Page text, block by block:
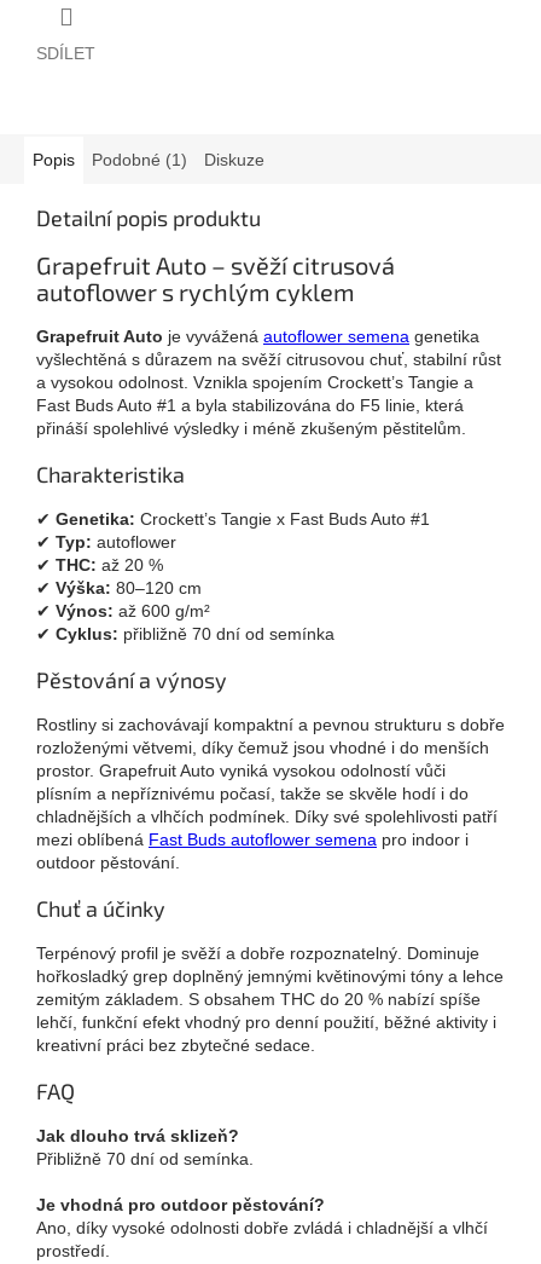
SDÍLET
Popis Podobné (1) Diskuze
Detailní popis produktu
Grapefruit Auto – svěží citrusová
autoflower s rychlým cyklem
Grapefruit Auto je vyvážená autoflower semena genetika
vyšlechtěná s důrazem na svěží citrusovou chuť, stabilní růst
a vysokou odolnost. Vznikla spojením Crockett’s Tangie a
Fast Buds Auto #1 a byla stabilizována do F5 linie, která
přináší spolehlivé výsledky i méně zkušeným pěstitelům.
Charakteristika
✔ Genetika: Crockett’s Tangie x Fast Buds Auto #1
✔ Typ: autoflower
✔ THC: až 20 %
✔ Výška: 80–120 cm
✔ Výnos: až 600 g/m²
✔ Cyklus: přibližně 70 dní od semínka
Pěstování a výnosy
Rostliny si zachovávají kompaktní a pevnou strukturu s dobře
rozloženými větvemi, díky čemuž jsou vhodné i do menších
prostor. Grapefruit Auto vyniká vysokou odolností vůči
plísním a nepříznivému počasí, takže se skvěle hodí i do
chladnějších a vlhčích podmínek. Díky své spolehlivosti patří
mezi oblíbená Fast Buds autoflower semena pro indoor i
outdoor pěstování.
Chuť a účinky
Terpénový profil je svěží a dobře rozpoznatelný. Dominuje
hořkosladký grep doplněný jemnými květinovými tóny a lehce
zemitým základem. S obsahem THC do 20 % nabízí spíše
lehčí, funkční efekt vhodný pro denní použití, běžné aktivity i
kreativní práci bez zbytečné sedace.
FAQ
Jak dlouho trvá sklizeň?
Přibližně 70 dní od semínka.
Je vhodná pro outdoor pěstování?
Ano, díky vysoké odolnosti dobře zvládá i chladnější a vlhčí
prostředí.